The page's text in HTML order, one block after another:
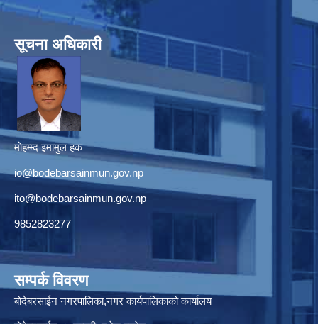
सूचना अधिकारी
मोहम्म्द इमामुल हक
io@bodebarsainmun.gov.np
ito@bodebarsainmun.gov.np
9852823277
सम्पर्क विवरण
बोदेबरसाईन नगरपालिका,नगर कार्यपालिकाको कार्यालय